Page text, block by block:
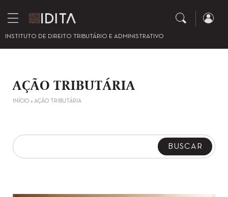
INSTITUTO DE DIREITO TRIBUTÁRIO E ADMINISTRATIVO
AÇÃO TRIBUTÁRIA
INÍCIO » AÇÃO TRIBUTÁRIA